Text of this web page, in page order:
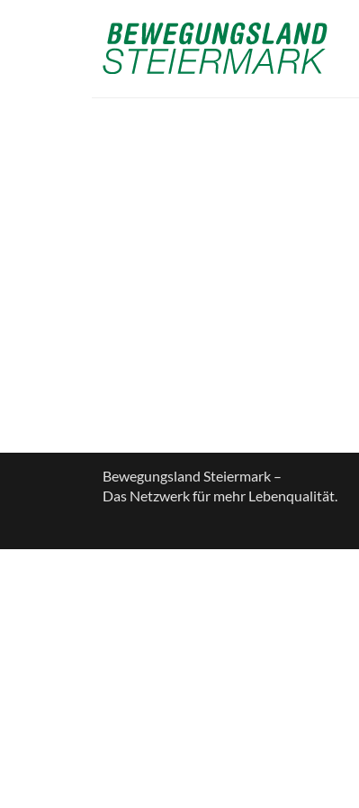
Bewegungsland Steiermark –
Das Netzwerk für mehr Lebenqualität.